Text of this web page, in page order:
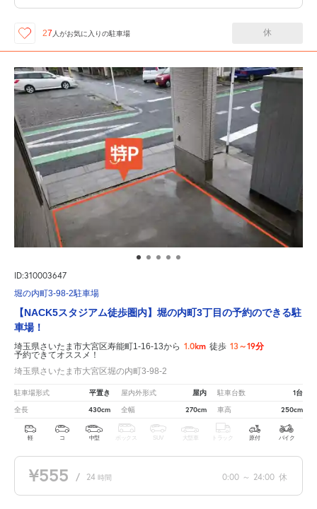
27 人がお気に入りの駐車場 休
ID:310003647
堀の内町3-98-2駐車場
【NACK5スタジアム徒歩圏内】堀の内町3丁目の予約のできる駐
車場！
埼玉県さいたま市大宮区寿能町1-16-13から 1.0km 徒歩 13～19分
予約できてオススメ！
埼玉県さいたま市大宮区堀の内町3-98-2
駐車場形式 平置き 屋内外形式 屋内 駐車台数 1台
全長 430cm 全幅 270cm 車高 250cm
軽 コ 中型 ボックス SUV 大型車 トラック 原付 バイク
¥555 / 24 時間 0:00 ～ 24:00 休